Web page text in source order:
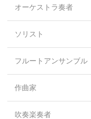
オーケストラ奏者
ソリスト
フルートアンサンブル
作曲家
吹奏楽奏者